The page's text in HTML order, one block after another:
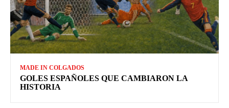
MADE IN COLGADOS
GOLES ESPAÑOLES QUE CAMBIARON LA
HISTORIA